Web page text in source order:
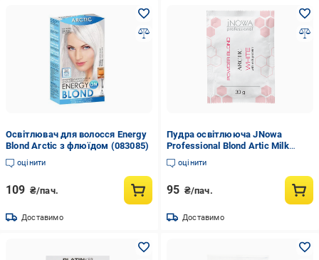
Освітлювач для волосся Energy
Blond Arctic з флюїдом (083085)
оцінити
109 ₴/пач.
Доставимо
Пудра освітлююча JNowa
Professional Blond Artic Milk
protein 30 г (016712)
оцінити
95 ₴/пач.
Доставимо